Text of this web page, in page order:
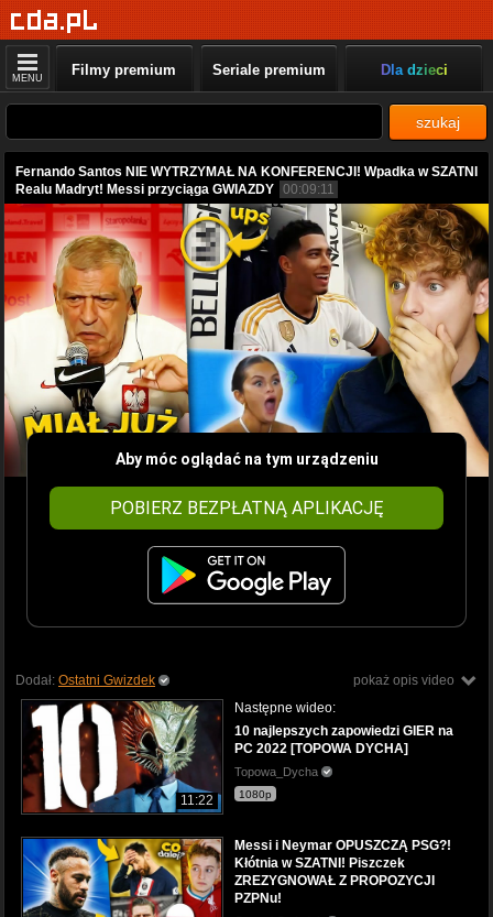
MENU Filmy premium Seriale premium Dla dzieci
szukaj
Fernando Santos NIE WYTRZYMAŁ NA KONFERENCJI! Wpadka w SZATNI
Realu Madryt! Messi przyciąga GWIAZDY 00:09:11
Aby móc oglądać na tym urządzeniu
POBIERZ BEZPŁATNĄ APLIKACJĘ
pokaż opis video
Dodał: Ostatni Gwizdek
11:22
Następne wideo:
10 najlepszych zapowiedzi GIER na
PC 2022 [TOPOWA DYCHA]
Topowa_Dycha
1080p
Messi i Neymar OPUSZCZĄ PSG?!
Kłótnia w SZATNI! Piszczek
ZREZYGNOWAŁ Z PROPOZYCJI
PZPNu!